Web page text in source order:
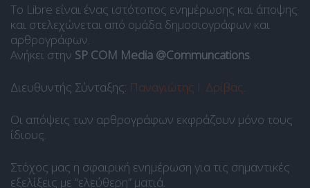
Το Libre είναι ένας ιστότοπος ενημέρωσης και άποψης
και στελεχώνεται από ομάδα δημοσιογράφων και
αρθρογράφων.
Ανήκει στην SP COM Media @Communcations.
Διευθυντής Σύνταξης: Παναγιώτης Ι. Δρίβας.
Οι απόψεις των αρθρογράφων εκφράζουν μόνο τους
ίδιους.
Στόχος μας η σφαιρική ενημέρωση για τις σημαντικές
εξελίξεις με “ελεύθερη” ματιά.